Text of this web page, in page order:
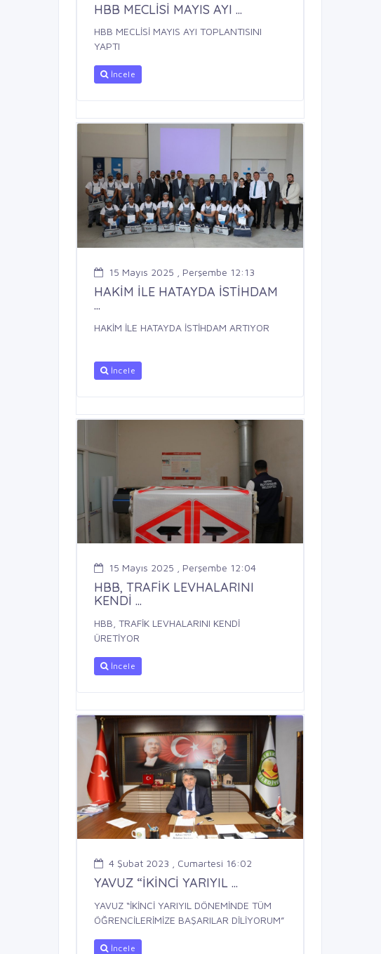
HBB MECLİSİ MAYIS AYI ...
HBB MECLİSİ MAYIS AYI TOPLANTISINI
YAPTI
İncele
15 Mayıs 2025 , Perşembe 12:13
HAKİM İLE HATAYDA İSTİHDAM
...
HAKİM İLE HATAYDA İSTİHDAM ARTIYOR
İncele
15 Mayıs 2025 , Perşembe 12:04
HBB, TRAFİK LEVHALARINI
KENDİ ...
HBB, TRAFİK LEVHALARINI KENDİ
ÜRETİYOR
İncele
4 Şubat 2023 , Cumartesi 16:02
YAVUZ “İKİNCİ YARIYIL ...
YAVUZ “İKİNCİ YARIYIL DÖNEMİNDE TÜM
ÖĞRENCİLERİMİZE BAŞARILAR DİLİYORUM”
İncele